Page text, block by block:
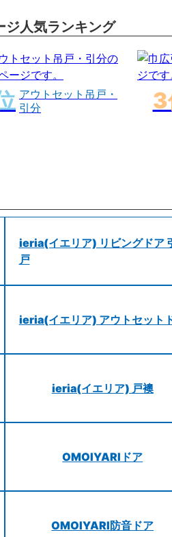
ジ人気ランキング
アウトセット吊戸・
引分
ieria(イエリア) リビングドア 引
戸
ieria(イエリア) アウトセット
ieria(イエリア) 戸襖
OMOIYARIドア
OMOIYARI防音ドア